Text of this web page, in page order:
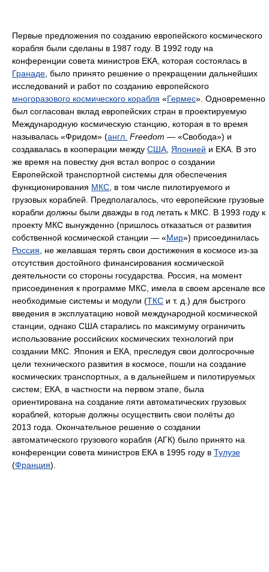
Первые предложения по созданию европейского космического
корабля были сделаны в 1987 году. В 1992 году на
конференции совета министров ЕКА, которая состоялась в
Гранаде , было принято решение о прекращении дальнейших
исследований и работ по созданию европейского
многоразового космического корабля «Гермес». Одновременно
был согласован вклад европейских стран в проектируемую
Международную космическую станцию, которая в то время
называлась «Фридом» (англ. Freedom — «Свобода») и
создавалась в кооперации между США Японией и ЕКА. В это
же время на повестку дня встал вопрос о создании
Европейской транспортной системы для обеспечения
функционирования МКС , в том числе пилотируемого и
грузовых кораблей. Предполагалось, что европейские грузовые
корабли должны были дважды в год летать к МКС. В 1993 году к
проекту МКС вынужденно (пришлось отказаться от развития
собственной космической станции — «Мир») присоединилась
Россия , не желавшая терять свои достижения в космосе из-за
отсутствия достойного финансирования космической
деятельности со стороны государства. Россия, на момент
присоединения к программе МКС, имела в своем арсенале все
необходимые системы и модули (ТКС и т. д.) для быстрого
введения в эксплуатацию новой международной космической
станции, однако США старались по максимуму ограничить
использование российских космических технологий при
создании МКС. Япония и ЕКА, преследуя свои долгосрочные
цели технического развития в космосе, пошли на создание
космических транспортных, а в дальнейшем и пилотируемых
систем; ЕКА, в частности на первом этапе, была
ориентирована на создание пяти автоматических грузовых
кораблей, которые должны осуществить свои полёты до
2013 года. Окончательное решение о создании
автоматического грузового корабля (АГК) было принято на
конференции совета министров ЕКА в 1995 году в Тулузе
(Франция).